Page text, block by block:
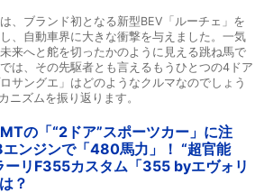
、ブランド初となる新型BEV「ルーチェ」を
、自動車界に大きな衝撃を与えました。一気
来へと舵を切ったかのように見える跳ね馬で
は、その先駆者とも言えるもうひとつの4ドア
サングエ」はどのようなクルマなのでしょう
ニズムを振り返ります。
の「“2ドア”スポーツカー」に注
ンジンで「480馬力」！ “超官能
ーリF355カスタム「355 byエヴォリ
？